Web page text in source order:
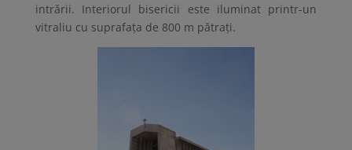
intrării. Interiorul bisericii este iluminat printr-un
vitraliu cu suprafața de 800 m pătrați.